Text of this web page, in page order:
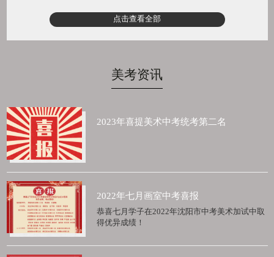
点击查看全部
美考资讯
2023年喜提美术中考统考第二名
2022年七月画室中考喜报
恭喜七月学子在2022年沈阳市中考美术加试中取
得优异成绩！